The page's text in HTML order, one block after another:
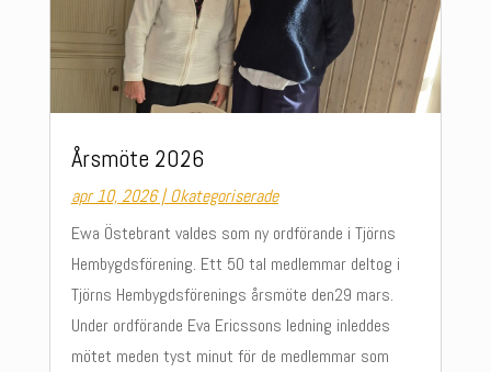
Årsmöte 2026
apr 10, 2026|Okategoriserade
Ewa Östebrant valdes som ny ordförande i Tjörns
Hembygdsförening. Ett 50 tal medlemmar deltog i
Tjörns Hembygdsförenings årsmöte den29 mars.
Under ordförande Eva Ericssons ledning inleddes
mötet meden tyst minut för de medlemmar som